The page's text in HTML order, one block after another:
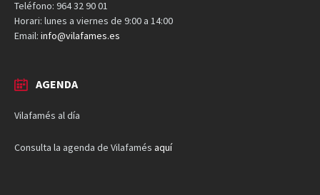
Teléfono: 964 32 90 01
Horari: lunes a viernes de 9:00 a 14:00
Email: info@vilafames.es
AGENDA
Vilafamés al día
Consulta la agenda de Vilafamés aquí